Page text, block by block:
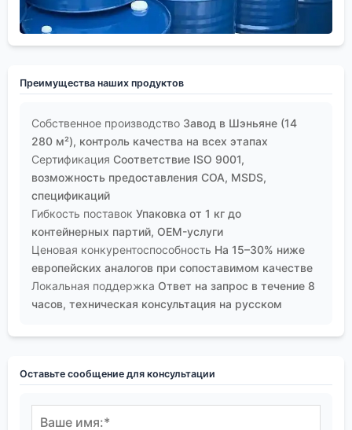
Преимущества наших продуктов
Собственное производство Завод в Шэньяне (14
280 м²), контроль качества на всех этапах
Сертификация Соответствие ISO 9001,
возможность предоставления COA, MSDS,
спецификаций
Гибкость поставок Упаковка от 1 кг до
контейнерных партий, OEM-услуги
Ценовая конкурентоспособность На 15–30% ниже
европейских аналогов при сопоставимом качестве
Локальная поддержка Ответ на запрос в течение 8
часов, техническая консультация на русском
Оставьте сообщение для консультации